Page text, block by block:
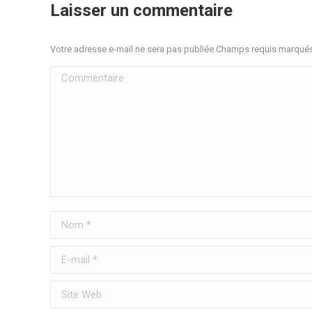
Laisser un commentaire
Votre adresse e-mail ne sera pas publiée Champs requis
Commentaire
Nom *
E-mail *
Site Web